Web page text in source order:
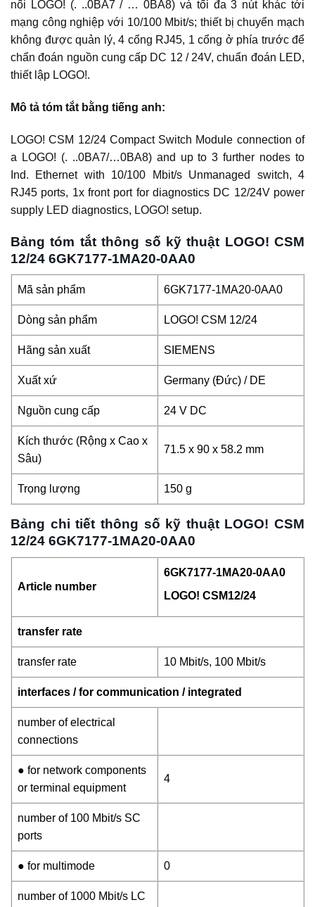
nối LOGO! (. ..0BA7 / … 0BA8) và tối đa 3 nút khác tới
mạng công nghiệp với 10/100 Mbit/s; thiết bị chuyển mạch
không được quản lý, 4 cổng RJ45, 1 cổng ở phía trước để
chẩn đoán nguồn cung cấp DC 12 / 24V, chuẩn đoán LED,
thiết lập LOGO!.
Mô tả tóm tắt bằng tiếng anh:
LOGO! CSM 12/24 Compact Switch Module connection of
a LOGO! (. ..0BA7/…0BA8) and up to 3 further nodes to
Ind. Ethernet with 10/100 Mbit/s Unmanaged switch, 4
RJ45 ports, 1x front port for diagnostics DC 12/24V power
supply LED diagnostics, LOGO! setup.
Bảng tóm tắt thông số kỹ thuật LOGO! CSM
12/24 6GK7177-1MA20-0AA0
Mã sản phẩm 6GK7177-1MA20-0AA0
Dòng sản phẩm LOGO! CSM 12/24
Hãng sản xuất SIEMENS
Xuất xứ Germany (Đức) / DE
Nguồn cung cấp 24 V DC
Kích thước (Rộng x Cao x
Sâu)
71.5 x 90 x 58.2 mm
Trọng lượng 150 g
Bảng chi tiết thông số kỹ thuật LOGO! CSM
12/24 6GK7177-1MA20-0AA0
Article number
6GK7177-1MA20-0AA0
LOGO! CSM12/24
transfer rate
transfer rate 10 Mbit/s, 100 Mbit/s
interfaces / for communication / integrated
number of electrical
connections
● for network components
or terminal equipment
4
number of 100 Mbit/s SC
ports
● for multimode 0
number of 1000 Mbit/s LC